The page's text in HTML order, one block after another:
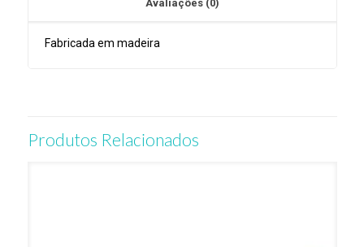
Avaliações (0)
Fabricada em madeira
Produtos Relacionados